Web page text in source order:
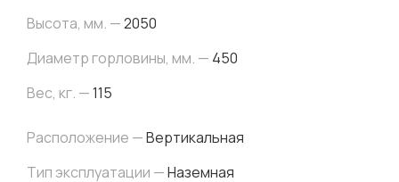
Высота, мм. —2050
Диаметр горловины, мм. — 450
Вес, кг. —115
Расположение —Вертикальная
Тип эксплуатации —Наземная